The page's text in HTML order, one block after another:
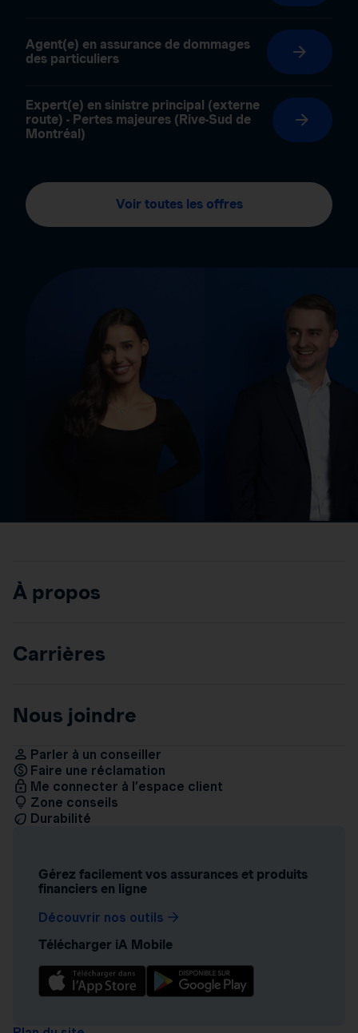
Agent(e) en assurance de dommages
des particuliers
Expert(e) en sinistre principal (externe
route) - Pertes majeures (Rive-Sud de
Montréal)
Voir toutes les offres
À propos
Carrières
Nous joindre
Parler à un conseiller
Faire une réclamation
Me connecter à l’espace client
Zone conseils
Durabilité
Gérez facilement vos assurances et produits
financiers en ligne
Découvrir nos outils
Télécharger iA Mobile